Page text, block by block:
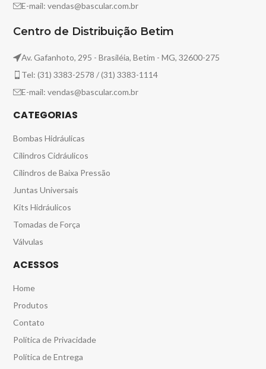
E-mail: vendas@bascular.com.br
Centro de Distribuição Betim
Av. Gafanhoto, 295 - Brasiléia, Betim - MG, 32600-275
Tel: (31) 3383-2578 / (31) 3383-1114
E-mail: vendas@bascular.com.br
CATEGORIAS
Bombas Hidráulicas
Cilindros Cidráulicos
Cilindros de Baixa Pressão
Juntas Universais
Kits Hidráulicos
Tomadas de Força
Válvulas
ACESSOS
Home
Produtos
Contato
Política de Privacidade
Política de Entrega